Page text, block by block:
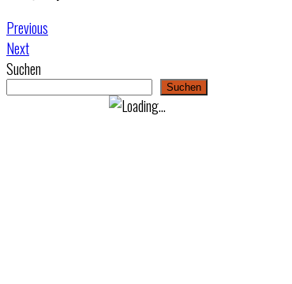
Previous
Next
Suchen
Suchen